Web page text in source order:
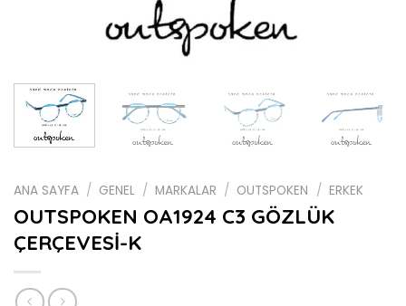
ANA SAYFA / GENEL / MARKALAR / OUTSPOKEN / ERKEK
OUTSPOKEN OA1924 C3 GÖZLÜK
ÇERÇEVESİ-K